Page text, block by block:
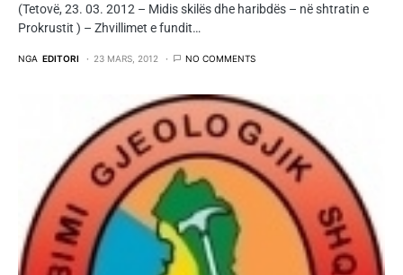
(Tetovë, 23. 03. 2012 – Midis skilës dhe haribdës – në shtratin e
Prokrustit ) – Zhvillimet e fundit…
NGA EDITORI 23 MARS, 2012 NO COMMENTS